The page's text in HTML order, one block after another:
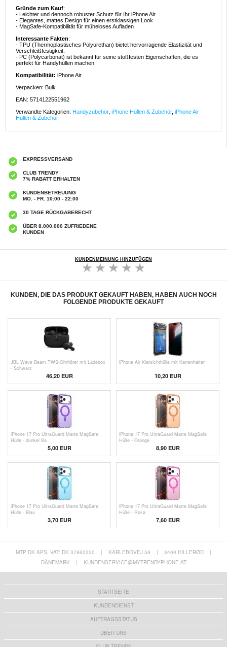
Gründe zum Kauf:
- Leichter und dennoch robuster Schutz für Ihr iPhone Air
- Elegantes, mattes Design für einen erstklassigen Look
- MagSafe-Kompatibilität für müheloses Aufladen
Interessante Fakten:
- TPU (Thermoplastisches Polyurethan) bietet hervorragende Elastizität und
Verschleißfestigkeit.
- PC (Polycarbonat) ist bekannt für seine stoßfesten Eigenschaften, die es
perfekt für Handyhüllen machen.
Kompatibilität: iPhone Air
Verpacken: Bulk
EAN: 5714122551962
Verwandte Kategorien: Handyzubehör, iPhone Hüllen & Zubehör, iPhone Air
Hüllen & Zubehör
EXPRESSVERSAND
CLUB TRENDY
7% RABATT ERHALTEN
KUNDENBETREUUNG
MO. - FR. 10:00 - 22:00
30 TAGE RÜCKGABERECHT
ÜBER 8.000.000 ZUFRIEDENE
KUNDEN
KUNDENMEINUNG HINZUFÜGEN
KUNDEN, DIE DAS PRODUKT GEKAUFT HABEN, HABEN AUCH NOCH
FOLGENDE PRODUKTE GEKAUFT
JBL Wave Beam TWS-Ohrhörer mit Ladebox
- Schwarz
46,20 EUR
iPhone Air Klarsichthülle mit Kartenhalter
10,20 EUR
iPhone 17 Pro UltraGuard Matte MagSafe
Hülle - dunkel lila
5,00EUR
iPhone 17 Pro UltraGuard Matte MagSafe
Hülle - Orange
8,90 EUR
iPhone 17 Pro UltraGuard Matte MagSafe
Hülle - Blau
3,70EUR
iPhone 17 Pro UltraGuard Matte MagSafe
Hülle - Rosa
7,60EUR
MTP DK APS, VAT: DK 37860220 | KARLEBOVEJ 59 | 3400 HILLERØD
|
DÄNEMARK
| KUNDENSERVICE@MYTRENDYPHONE.AT
STARTSEITE
KUNDENDIENST
AUFTRAGSSTATUS
ÜBER UNS